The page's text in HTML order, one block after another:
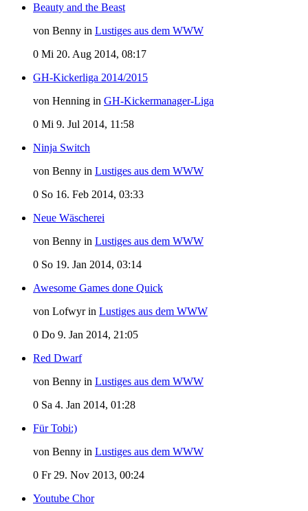
Beauty and the Beast
von Benny in Lustiges aus dem WWW
0 Mi 20. Aug 2014, 08:17
GH-Kickerliga 2014/2015
von Henning in GH-Kickermanager-Liga
0 Mi 9. Jul 2014, 11:58
Ninja Switch
von Benny in Lustiges aus dem WWW
0 So 16. Feb 2014, 03:33
Neue Wäscherei
von Benny in Lustiges aus dem WWW
0 So 19. Jan 2014, 03:14
Awesome Games done Quick
von Lofwyr in Lustiges aus dem WWW
0 Do 9. Jan 2014, 21:05
Red Dwarf
von Benny in Lustiges aus dem WWW
0 Sa 4. Jan 2014, 01:28
Für Tobi:)
von Benny in Lustiges aus dem WWW
0 Fr 29. Nov 2013, 00:24
Youtube Chor